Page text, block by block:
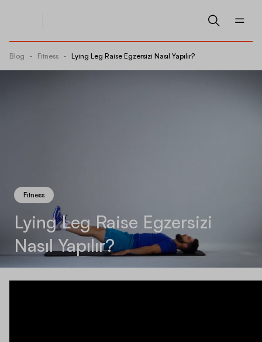
Blog - Fitness - Lying Leg Raise Egzersizi Nasıl Yapılır?
Fitness
Lying Leg Raise Egzersizi
Nasıl Yapılır?